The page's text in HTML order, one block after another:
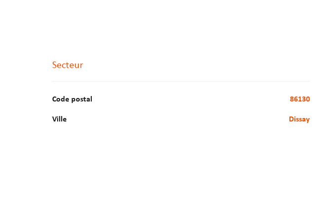
Secteur
Code postal 86130
Ville Dissay